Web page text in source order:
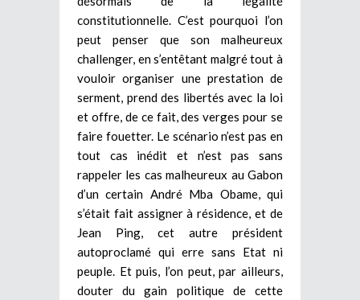
constitutionnelle. C’est pourquoi l’on
peut penser que son malheureux
challenger, en s’entêtant malgré tout à
vouloir organiser une prestation de
serment, prend des libertés avec la loi
et offre, de ce fait, des verges pour se
faire fouetter. Le scénario n’est pas en
tout cas inédit et n’est pas sans
rappeler les cas malheureux au Gabon
d’un certain André Mba Obame, qui
s’était fait assigner à résidence, et de
Jean Ping, cet autre président
autoproclamé qui erre sans Etat ni
peuple. Et puis, l’on peut, par ailleurs,
douter du gain politique de cette